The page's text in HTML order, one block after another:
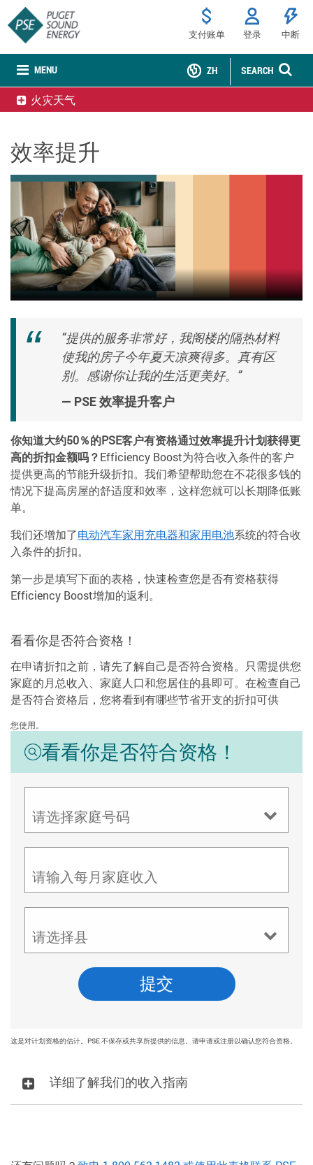
MENU
支付账单 登录 中断
SEARCH
ZH
火灾天气
效率提升
“提供的服务非常好，我阁楼的隔热材料
使我的房子今年夏天凉爽得多。真有区
别。感谢你让我的生活更美好。”
— PSE 效率提升客户
你知道大约50％的PSE客户有资格通过效率提升计划获得更
高的折扣金额吗？Efficiency Boost为符合收入条件的客户
提供更高的节能升级折扣。我们希望帮助您在不花很多钱的
情况下提高房屋的舒适度和效率，这样您就可以长期降低账
单。
我们还增加了电动汽车家用充电器和家用电池系统的符合收
入条件的折扣。
第一步是填写下面的表格，快速检查您是否有资格获得
Efficiency Boost增加的返利。
看看你是否符合资格！
在申请折扣之前，请先了解自己是否符合资格。只需提供您
家庭的月总收入、家庭人口和您居住的县即可。在检查自己
是否符合资格后，您将看到有哪些节省开支的折扣可供
您使用。
看看你是否符合资格！
请选择家庭号码
请输入每月家庭收入
请选择县
提交
这是对计划资格的估计。PSE 不保存或共享所提供的信息。请申请或注册以确认您符合资格。
详细了解我们的收入指南